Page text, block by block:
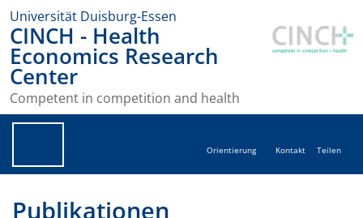
Universität Duisburg-Essen
CINCH - Health
Economics Research
Center
Competent in competition and health
Orientierung Kontakt Teilen
Publikationen